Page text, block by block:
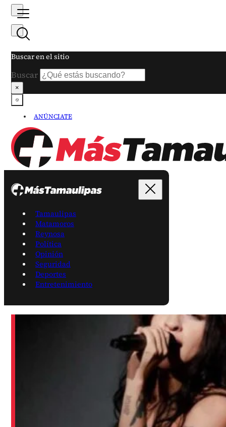
Buscar en el sitio
Buscar
×
ANÚNCIATE
Tamaulipas
Matamoros
Reynosa
Política
Opinión
Seguridad
Deportes
Entretenimiento